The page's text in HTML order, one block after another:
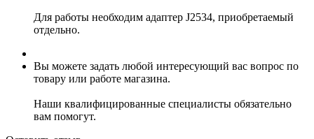
Для работы необходим адаптер J2534, приобретаемый
отдельно.
Вы можете задать любой интересующий вас вопрос по
товару или работе магазина.
Наши квалифицированные специалисты обязательно
вам помогут.